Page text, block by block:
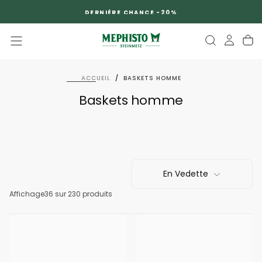
DERNIÈRE CHANCE -20%
ACCUEIL / BASKETS HOMME
Baskets homme
En Vedette
Affichage36 sur 230 produits